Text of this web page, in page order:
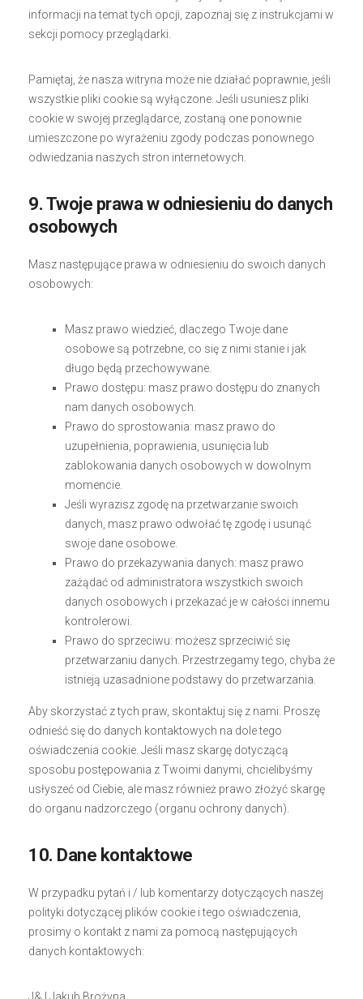
informacji na temat tych opcji, zapoznaj się z instrukcjami w
sekcji pomocy przeglądarki.
Pamiętaj, że nasza witryna może nie działać poprawnie, jeśli
wszystkie pliki cookie są wyłączone. Jeśli usuniesz pliki
cookie w swojej przeglądarce, zostaną one ponownie
umieszczone po wyrażeniu zgody podczas ponownego
odwiedzania naszych stron internetowych.
9. Twoje prawa w odniesieniu do danych
osobowych
Masz następujące prawa w odniesieniu do swoich danych
osobowych:
Masz prawo wiedzieć, dlaczego Twoje dane
osobowe są potrzebne, co się z nimi stanie i jak
długo będą przechowywane.
Prawo dostępu: masz prawo dostępu do znanych
nam danych osobowych.
Prawo do sprostowania: masz prawo do
uzupełnienia, poprawienia, usunięcia lub
zablokowania danych osobowych w dowolnym
momencie.
Jeśli wyrazisz zgodę na przetwarzanie swoich
danych, masz prawo odwołać tę zgodę i usunąć
swoje dane osobowe.
Prawo do przekazywania danych: masz prawo
zażądać od administratora wszystkich swoich
danych osobowych i przekazać je w całości innemu
kontrolerowi.
Prawo do sprzeciwu: możesz sprzeciwić się
przetwarzaniu danych. Przestrzegamy tego, chyba że
istnieją uzasadnione podstawy do przetwarzania.
Aby skorzystać z tych praw, skontaktuj się z nami. Proszę
odnieść się do danych kontaktowych na dole tego
oświadczenia cookie. Jeśli masz skargę dotyczącą
sposobu postępowania z Twoimi danymi, chcielibyśmy
usłyszeć od Ciebie, ale masz również prawo złożyć skargę
do organu nadzorczego (organu ochrony danych).
10. Dane kontaktowe
W przypadku pytań i / lub komentarzy dotyczących naszej
polityki dotyczącej plików cookie i tego oświadczenia,
prosimy o kontakt z nami za pomocą następujących
danych kontaktowych: